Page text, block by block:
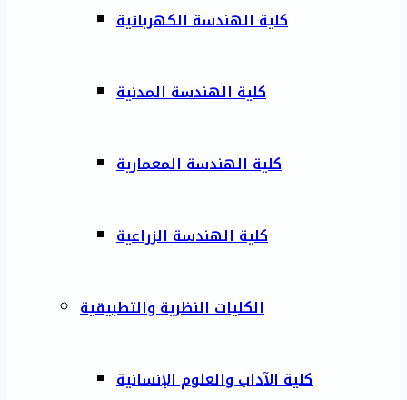
كلية الهندسة الكهربائية
كلية الهندسة المدنية
كلية الهندسة المعمارية
كلية الهندسة الزراعية
الكليات النظرية والتطبيقية
كلية الآداب والعلوم الإنسانية